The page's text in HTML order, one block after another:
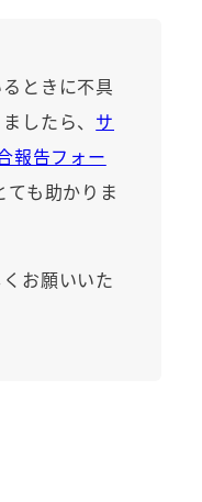
ときに不具
したら、 サ
報告フォー
も助かりま
お願いいた